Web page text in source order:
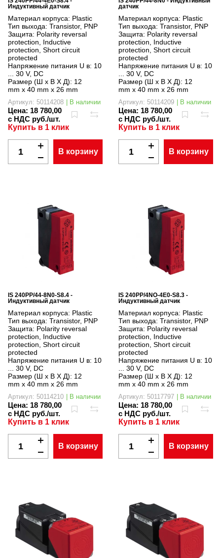
Индуктивный датчик
Материал корпуса: Plastic
Тип выхода: Transistor, PNP
Защита: Polarity reversal
protection, Inductive
protection, Short circuit
protected
Напряжение питания U в: 10
... 30 V, DC
Размер (Ш x В X Д): 12
mm x 40 mm x 26 mm
Артикул: 50114208 | В наличии
Цена: 18 780,00
с НДС руб./шт.
Купить в 1 клик
В корзину
датчик
Материал корпуса: Plastic
Тип выхода: Transistor, PNP
Защита: Polarity reversal
protection, Inductive
protection, Short circuit
protected
Напряжение питания U в: 10
... 30 V, DC
Размер (Ш x В X Д): 12
mm x 40 mm x 26 mm
Артикул: 50114209 | В наличии
Цена: 18 780,00
с НДС руб./шт.
Купить в 1 клик
В корзину
IS 240PP/44-8N0-S8.4 -
Индуктивный датчик
Материал корпуса: Plastic
Тип выхода: Transistor, PNP
Защита: Polarity reversal
protection, Inductive
protection, Short circuit
protected
Напряжение питания U в: 10
... 30 V, DC
Размер (Ш x В X Д): 12
mm x 40 mm x 26 mm
Артикул: 50114210 | В наличии
Цена: 18 780,00
с НДС руб./шт.
Купить в 1 клик
В корзину
IS 240PP/4NO-4E0-S8.3 -
Индуктивный датчик
Материал корпуса: Plastic
Тип выхода: Transistor, PNP
Защита: Polarity reversal
protection, Inductive
protection, Short circuit
protected
Напряжение питания U в: 10
... 30 V, DC
Размер (Ш x В X Д): 12
mm x 40 mm x 26 mm
Артикул: 50117797 | В наличии
Цена: 18 780,00
с НДС руб./шт.
Купить в 1 клик
В корзину